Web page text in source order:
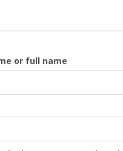
or full name